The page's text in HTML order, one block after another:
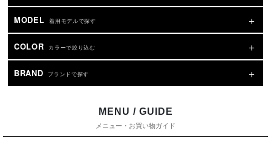
MODEL 着用モデルで探す
COLOR カラーで絞り込む
BRAND ブランドで探す
MENU / GUIDE
メニュー・お買い物ガイド